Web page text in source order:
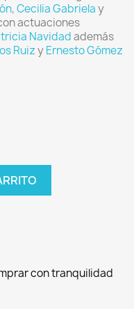
,Cecilia Gabrielay
actuaciones
Navidadademás
RuizyErnesto Gómez
con tranquilidad